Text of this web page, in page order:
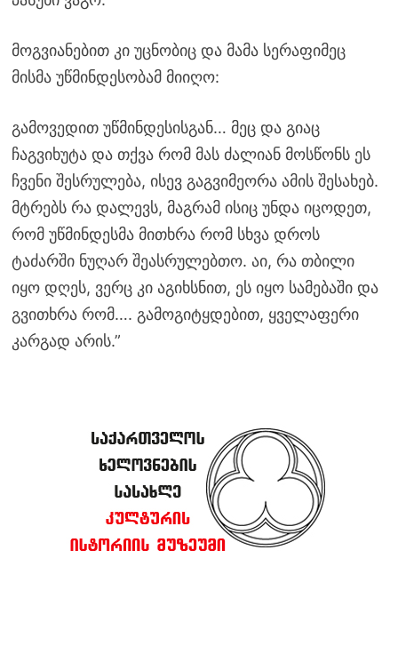
მოგვიანებით კი უცნობიც და მამა სერაფიმეც
მისმა უწმინდესობამ მიიღო:
გამოვედით უწმინდესისგან… მეც და გიაც
ჩაგვიხუტა და თქვა რომ მას ძალიან მოსწონს ეს
ჩვენი შესრულება, ისევ გაგვიმეორა ამის შესახებ.
მტრებს რა დალევს, მაგრამ ისიც უნდა იცოდეთ,
რომ უწმინდესმა მითხრა რომ სხვა დროს
ტაძარში ნუღარ შეასრულებთო. აი, რა თბილი
იყო დღეს, ვერც კი აგიხსნით, ეს იყო სამებაში და
გვითხრა რომ…. გამოგიტყდებით, ყველაფერი
კარგად არის.”